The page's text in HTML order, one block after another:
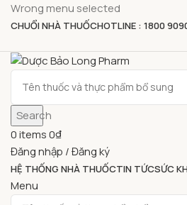
Wrong menu selected
CHUỔI NHÀ THUỐCHOTLINE : 1800
Search
0items0₫
Đăng nhập / Đăng ký
HỆ THỐNG NHÀ THUỐCTIN TỨCSỨC
Menu